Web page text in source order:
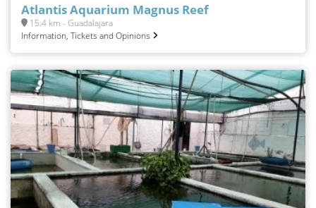
Atlantis Aquarium Magnus Reef
15.4 km - Guadalajara
Information, Tickets and Opinions